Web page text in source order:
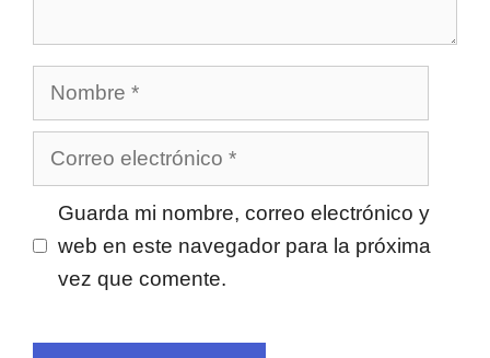
Nombre
Correo
Guarda mi nombre, correo electrónico y
web en este navegador para la próxima
vez que comente.